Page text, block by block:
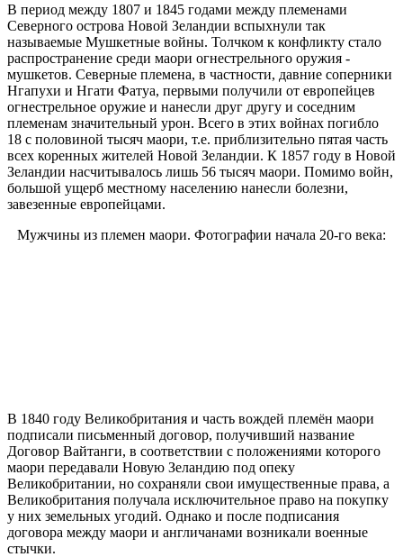
В период между 1807 и 1845 годами между племенами
Северного острова Новой Зеландии вспыхнули так
называемые Мушкетные войны. Толчком к конфликту стало
распространение среди маори огнестрельного оружия -
мушкетов. Северные племена, в частности, давние соперники
Нгапухи и Нгати Фатуа, первыми получили от европейцев
огнестрельное оружие и нанесли друг другу и соседним
племенам значительный урон. Всего в этих войнах погибло
18 с половиной тысяч маори, т.е. приблизительно пятая часть
всех коренных жителей Новой Зеландии. К 1857 году в Новой
Зеландии насчитывалось лишь 56 тысяч маори. Помимо войн,
большой ущерб местному населению нанесли болезни,
завезенные европейцами.
Мужчины из племен маори. Фотографии начала 20-го века:
В 1840 году Великобритания и часть вождей племён маори
подписали письменный договор, получивший название
Договор Вайтанги, в соответствии с положениями которого
маори передавали Новую Зеландию под опеку
Великобритании, но сохраняли свои имущественные права, а
Великобритания получала исключительное право на покупку
у них земельных угодий. Однако и после подписания
договора между маори и англичанами возникали военные
стычки.